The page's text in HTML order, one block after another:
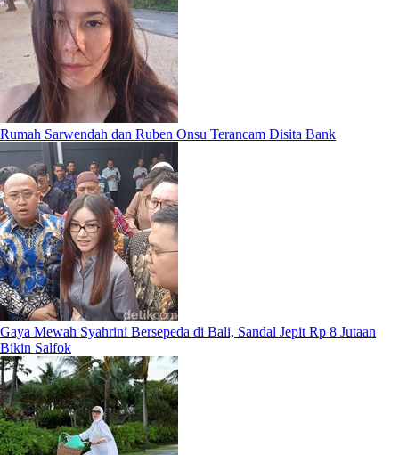
Rumah Sarwendah dan Ruben Onsu Terancam Disita Bank
Gaya Mewah Syahrini Bersepeda di Bali, Sandal Jepit Rp 8 Jutaan
Bikin Salfok